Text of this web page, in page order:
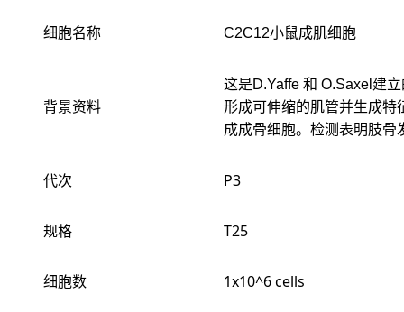
细胞名称 C2C12小鼠成肌细胞
背景资料
这是D.Yaffe 和 O.Saxel建
形成可伸缩的肌管并生成特
成成骨细胞。检测表明肢骨
代次 P3
规格 T25
细胞数 1x10^6 cells